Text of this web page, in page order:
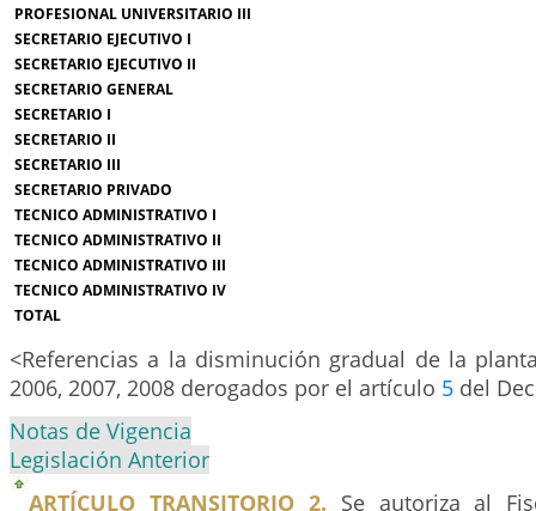
PROFESIONAL UNIVERSITARIO III
SECRETARIO EJECUTIVO I
SECRETARIO EJECUTIVO II
SECRETARIO GENERAL
SECRETARIO I
SECRETARIO II
SECRETARIO III
SECRETARIO PRIVADO
TECNICO ADMINISTRATIVO I
TECNICO ADMINISTRATIVO II
TECNICO ADMINISTRATIVO III
TECNICO ADMINISTRATIVO IV
TOTAL
<Referencias a la disminución gradual de la
2006, 2007, 2008 derogados por el artículo 5 del
Notas de Vigencia
Legislación Anterior
ARTÍCULO TRANSITORIO 2. Se autoriza al